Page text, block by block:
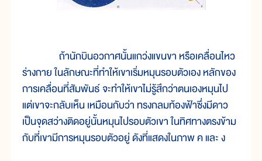
ถ้านักบินอวกาศนั้นแกว่งแขนขา หรือเคลื่อนไหว
ร่างกาย ในลักษณะที่ทำให้เขาเริ่มหมุนรอบตัวเอง หลักของ
การเคลื่อนที่สัมพันธ์ จะทำให้เขาไม่รู้สึกว่าตนเองหมุนไป
แต่เขาจะกลับเห็น เหมือนกับว่า ทรงกลมท้องฟ้าซึ่งมีดาว
เป็นจุดสว่างติดอยู่นั้นหมุนไปรอบตัวเขา ในทิศทางตรงข้าม
กับที่เขามีการหมุนรอบตัวอยู่ ดังที่แสดงในภาพ ค และ ง